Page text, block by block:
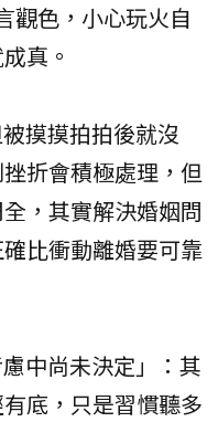
觀色，小心玩火自
真。
摸摸拍拍後就沒
折會積極處理，但
，其實解決婚姻問
比衝動離婚要可靠
中尚未決定」：其
底，只是習慣聽多